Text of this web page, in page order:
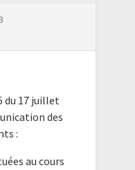
du 17 juillet
des
:
au cours